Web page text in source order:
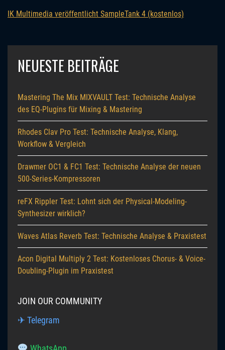
IK Multimedia veröffentlicht SampleTank 4 (kostenlos)
NEUESTE BEITRÄGE
Mastering The Mix MIXVAULT Test: Technische Analyse
des EQ-Plugins für Mixing & Mastering
Rhodes Clav Pro Test: Technische Analyse, Klang,
Workflow & Vergleich
Drawmer OC1 & FC1 Test: Technische Analyse der neuen
500-Series-Kompressoren
reFX Rippler Test: Lohnt sich der Physical-Modeling-
Synthesizer wirklich?
Waves Atlas Reverb Test: Technische Analyse & Praxistest
Acon Digital Multiply 2 Test: Kostenloses Chorus- & Voice-
Doubling-Plugin im Praxistest
JOIN OUR COMMUNITY
✈ Telegram